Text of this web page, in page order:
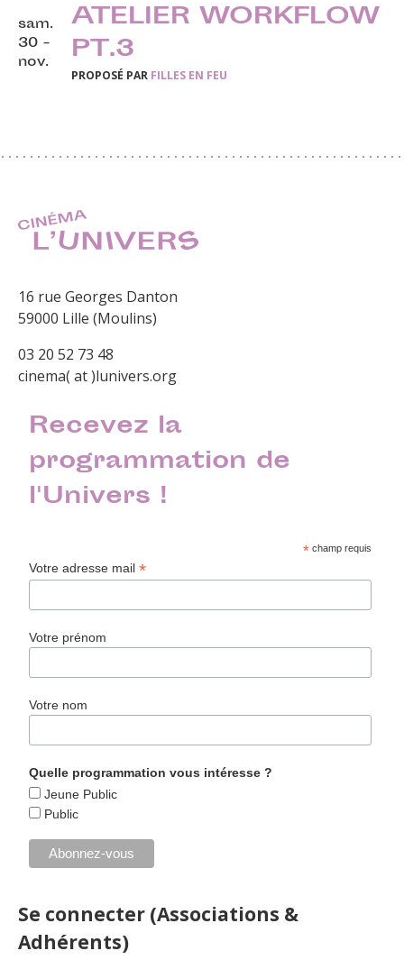
sam.
30 -
nov.
ATELIER WORKFLOW
PT.3
PROPOSÉ PAR FILLES EN FEU
16 rue Georges Danton
59000 Lille (Moulins)
03 20 52 73 48
cinema( at )lunivers.org
Recevez la
programmation de
l'Univers !
* champ requis
Votre adresse mail*
Votre prénom
Votre nom
Quelle programmation vous intéresse ?
Jeune Public
Public
Se connecter (Associations &
Adhérents)